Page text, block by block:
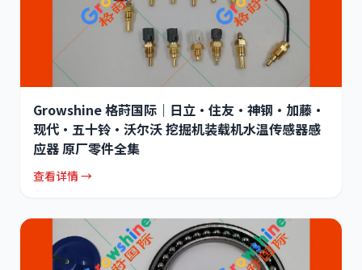
Growshine 格莳国际｜日立·住友·神钢·加藤·
现代·五十铃·沃尔沃 挖掘机装载机水温传感器感
应器 原厂零件全集
查看详情 →